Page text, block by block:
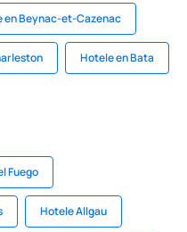
en Beynac-et-Cazenac
Hotele en Bata
Fuego
Hotele Allgau